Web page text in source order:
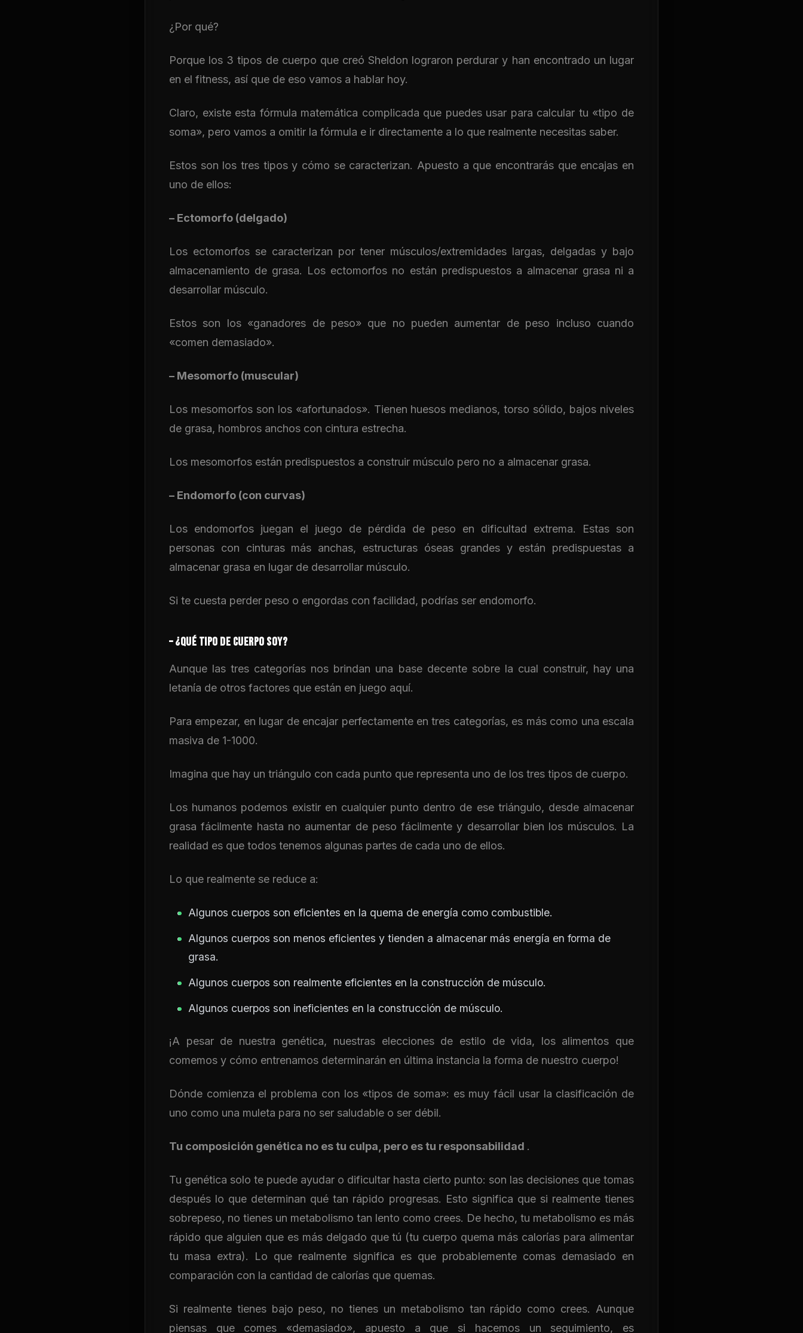
¿Por qué?
Porque los 3 tipos de cuerpo que creó Sheldon lograron perdurar y han encontrado un lugar
en el fitness, así que de eso vamos a hablar hoy.
Claro, existe esta fórmula matemática complicada que puedes usar para calcular tu «tipo de
soma», pero vamos a omitir la fórmula e ir directamente a lo que realmente necesitas saber.
Estos son los tres tipos y cómo se caracterizan. Apuesto a que encontrarás que encajas en
uno de ellos:
– Ectomorfo (delgado)
Los ectomorfos se caracterizan por tener músculos/extremidades largas, delgadas y bajo
almacenamiento de grasa. Los ectomorfos no están predispuestos a almacenar grasa ni a
desarrollar músculo.
Estos son los «ganadores de peso» que no pueden aumentar de peso incluso cuando
«comen demasiado».
– Mesomorfo (muscular)
Los mesomorfos son los «afortunados». Tienen huesos medianos, torso sólido, bajos niveles
de grasa, hombros anchos con cintura estrecha.
Los mesomorfos están predispuestos a construir músculo pero no a almacenar grasa.
– Endomorfo (con curvas)
Los endomorfos juegan el juego de pérdida de peso en dificultad extrema. Estas son
personas con cinturas más anchas, estructuras óseas grandes y están predispuestas a
almacenar grasa en lugar de desarrollar músculo.
Si te cuesta perder peso o engordas con facilidad, podrías ser endomorfo.
–¿QUÉ TIPO DE CUERPO SOY?
Aunque las tres categorías nos brindan una base decente sobre la cual construir, hay una
letanía de otros factores que están en juego aquí.
Para empezar, en lugar de encajar perfectamente en tres categorías, es más como una escala
masiva de 1-1000.
Imagina que hay un triángulo con cada punto que representa uno de los tres tipos de cuerpo.
Los humanos podemos existir en cualquier punto dentro de ese triángulo, desde almacenar
grasa fácilmente hasta no aumentar de peso fácilmente y desarrollar bien los músculos. La
realidad es que todos tenemos algunas partes de cada uno de ellos.
Lo que realmente se reduce a:
Algunos cuerpos son eficientes en la quema de energía como combustible.
Algunos cuerpos son menos eficientes y tienden a almacenar más energía en forma de
grasa.
Algunos cuerpos son realmente eficientes en la construcción de músculo.
Algunos cuerpos son ineficientes en la construcción de músculo.
¡A pesar de nuestra genética, nuestras elecciones de estilo de vida, los alimentos que
comemos y cómo entrenamos determinarán en última instancia la forma de nuestro cuerpo!
Dónde comienza el problema con los «tipos de soma»: es muy fácil usar la clasificación de
uno como una muleta para no ser saludable o ser débil.
Tu composición genética no es tu culpa, pero es tu responsabilidad .
Tu genética solo te puede ayudar o dificultar hasta cierto punto: son las decisiones que tomas
después lo que determinan qué tan rápido progresas. Esto significa que si realmente tienes
sobrepeso, no tienes un metabolismo tan lento como crees. De hecho, tu metabolismo es más
rápido que alguien que es más delgado que tú (tu cuerpo quema más calorías para alimentar
tu masa extra). Lo que realmente significa es que probablemente comas demasiado en
comparación con la cantidad de calorías que quemas.
Si realmente tienes bajo peso, no tienes un metabolismo tan rápido como crees. Aunque
piensas que comes «demasiado», apuesto a que si hacemos un seguimiento, es